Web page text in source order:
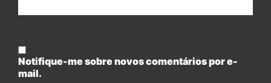
Notifique-me sobre novos comentários por e-
mail.